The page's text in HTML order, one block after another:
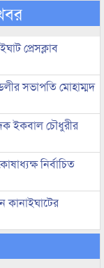
প্রেসক্লাব
সভাপতি মোহাম্মদ
ইকবাল চৌধুরীর
নির্বাচিত
কানাইঘাটের